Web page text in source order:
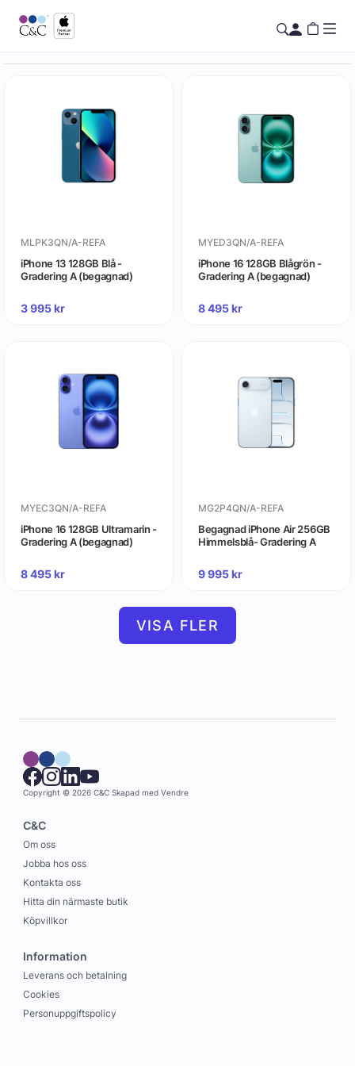
MLPK3QN/A-REFA
iPhone 13 128GB Blå -
Gradering A (begagnad)
3 995kr
MYED3QN/A-REFA
iPhone 16 128GB Blågrön -
Gradering A (begagnad)
8 495kr
MYEC3QN/A-REFA
iPhone 16 128GB Ultramarin -
Gradering A (begagnad)
8 495kr
MG2P4QN/A-REFA
Begagnad iPhone Air 256GB
Himmelsblå- Gradering A
9 995kr
VISA FLER
Copyright © 2026 C&C Skapad med Vendre
C&C
Om oss
Jobba hos oss
Kontakta oss
Hitta din närmaste butik
Köpvillkor
Information
Leverans och betalning
Cookies
Personuppgiftspolicy